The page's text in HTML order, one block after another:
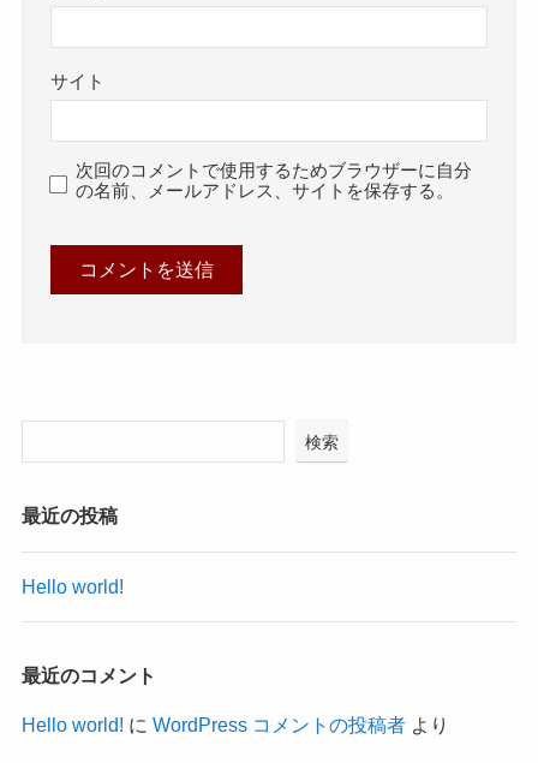
サイト
次回のコメントで使用するためブラウザーに自分
の名前、メールアドレス、サイトを保存する。
検索
最近の投稿
Hello world!
最近のコメント
Hello world! に WordPress コメントの投稿者より